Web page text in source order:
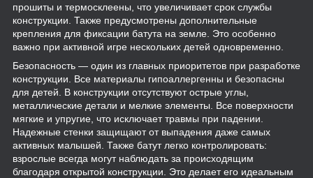
прошиты и термосклеены, что увеличивает срок службы
конструкции. Также предусмотрены дополнительные
крепления для фиксации батута на земле. Это особенно
важно при активной игре нескольких детей одновременно.
Безопасность — один из главных приоритетов при разработке
конструкции. Все материалы гипоаллергенны и безопасны
для детей. В конструкции отсутствуют острые углы,
металлические детали и мелкие элементы. Все поверхности
мягкие и упругие, что исключает травмы при падении.
Надежные стенки защищают от выпадения даже самых
активных малышей. Также батут легко контролировать:
взрослые всегда могут наблюдать за происходящим
благодаря открытой конструкции. Это делает его идеальным